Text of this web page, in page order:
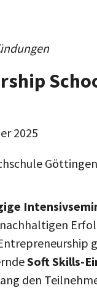
2025
Göttingen
Soft Skills-
den